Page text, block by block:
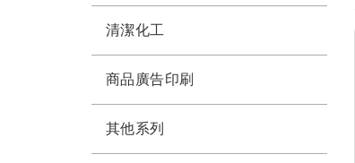
清潔化工
商品廣告印刷
其他系列